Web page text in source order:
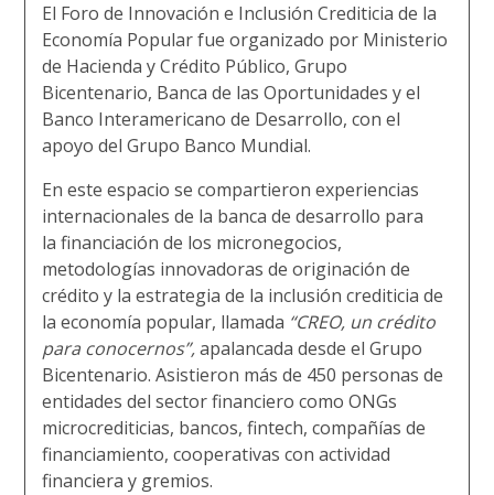
El Foro de Innovación e Inclusión Crediticia de la
Economía Popular fue organizado por Ministerio
de Hacienda y Crédito Público,Grupo
Bicentenario, Banca de las Oportunidades y el
Banco Interamericano de Desarrollo, con el
apoyo delGrupo Banco Mundial.
En este espacio se compartieron experiencias
internacionales de la banca de desarrollo para
lafinanciación de los micronegocios,
metodologías innovadoras de originación de
créditoy la estrategia de la inclusión crediticia de
la economía popular, llamada “CREO, un crédito
para conocernos”,apalancada desde el Grupo
Bicentenario. Asistieron más de 450 personas de
entidades del sector financiero como ONGs
microcrediticias, bancos, fintech, compañías de
financiamiento, cooperativas con actividad
financiera y gremios.